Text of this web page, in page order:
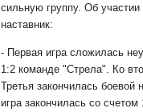
сильную группу. Об
наставник:
- Первая игра сложилась
1:2 команде "Стрела". Ко
Третья закончилась
игра закончилась со